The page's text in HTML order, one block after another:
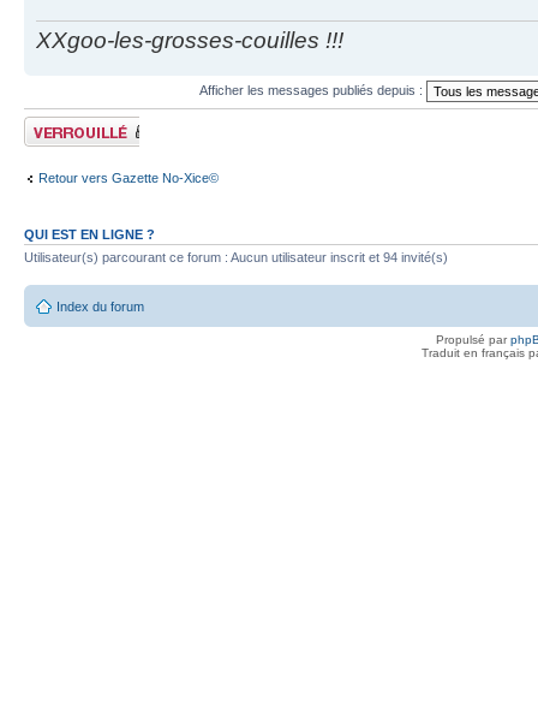
XXgoo-les-grosses-couilles !!!
Afficher les messages publiés depuis :
Sujet verrouillé
Retour vers Gazette No-Xice©
QUI EST EN LIGNE ?
Utilisateur(s) parcourant ce forum : Aucun utilisateur inscrit et 94 invité(s)
Index du forum
Propulsé par
Traduit en français